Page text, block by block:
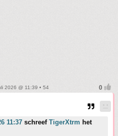
2026 @ 11:39 • 54
11:37 schreef TigerXtrm het